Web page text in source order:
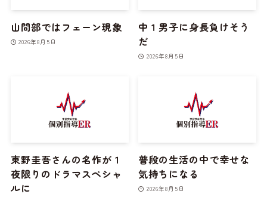
山間部ではフェーン現象
2026年8月5日
中１男子に身長負けそう
だ
2026年8月5日
東野圭吾さんの名作が１
夜限りのドラマスペシャ
ルに
普段の生活の中で幸せな
気持ちになる
2026年8月5日